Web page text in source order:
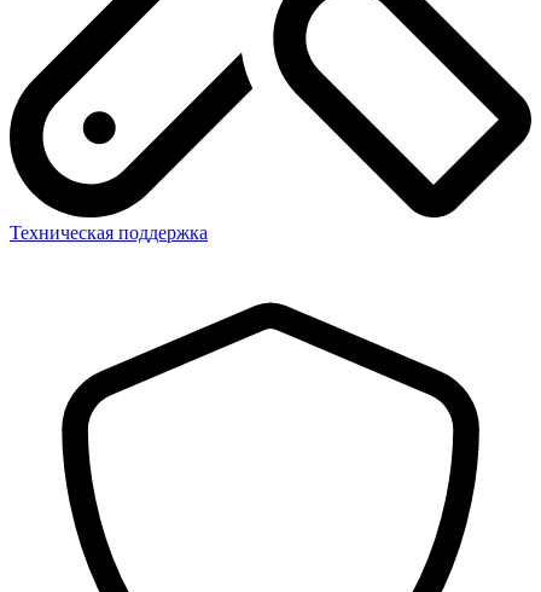
Техническая поддержка